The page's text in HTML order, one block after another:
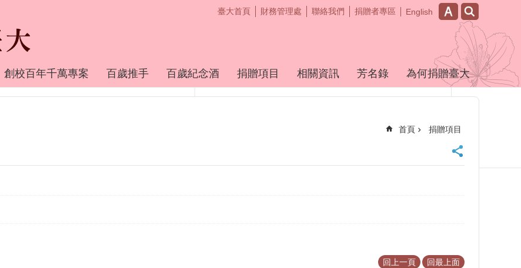
臺大首頁 財務管理處 聯絡我們 捐贈者專區 English
創校百年千萬專案 百歲推手 百歲紀念酒 捐贈項目 相關資訊 芳名錄 為何捐贈臺大
首頁 捐贈項目
回上一頁 回最上面